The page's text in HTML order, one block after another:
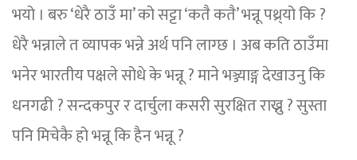
भयो । बरु ‘धेरै ठाउँ मा’ को सट्टा ‘कतै कतै’ भन्नू पथ्र्यो कि ?
धेरै भन्नाले त व्यापक भन्ने अर्थ पनि लाग्छ । अब कति ठाउँमा
भनेर भारतीय पक्षले सोधे के भन्नू ? माने भञ्ज्याङ्ग देखाउनु कि
धनगढी ? सन्दकपुर र दार्चुला कसरी सुरक्षित राख्नु ? सुस्ता
पनि मिचेकै हो भन्नू कि हैन भन्नू ?